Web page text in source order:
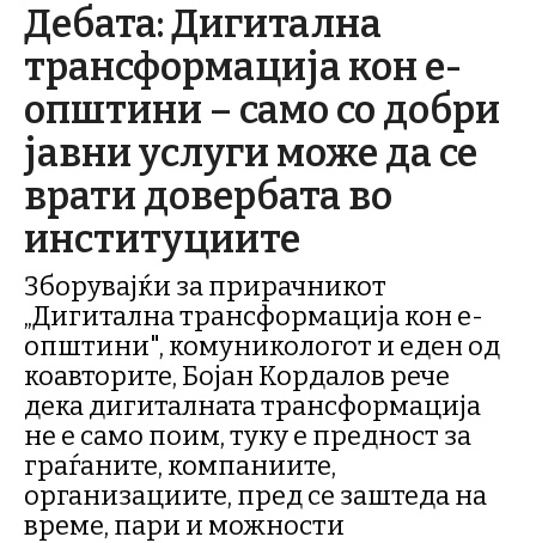
Дебата: Дигитална
трансформација кон е-
општини – само со добри
јавни услуги може да се
врати довербата во
институциите
Зборувајќи за прирачникот
„Дигитална трансформација кон е-
општини", комуникологот и еден од
коавторите, Бојан Кордалов рече
дека дигиталната трансформација
не е само поим, туку е предност за
граѓаните, компаниите,
организациите, пред се заштеда на
време, пари и можности